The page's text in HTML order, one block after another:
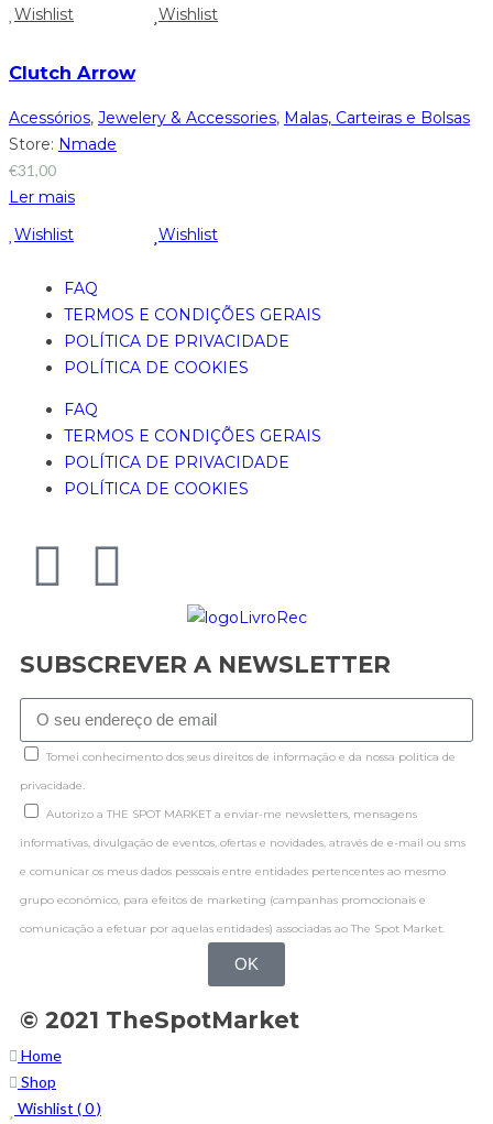
Wishlist
Wishlist
Clutch Arrow
Acessórios, Jewelery & Accessories, Malas, Carteiras e Bolsas
Store: Nmade
€31,00
Ler mais
Wishlist
Wishlist
FAQ
TERMOS E CONDIÇÕES GERAIS
POLÍTICA DE PRIVACIDADE
POLÍTICA DE COOKIES
FAQ
TERMOS E CONDIÇÕES GERAIS
POLÍTICA DE PRIVACIDADE
POLÍTICA DE COOKIES
SUBSCREVER A NEWSLETTER
Tomei conhecimento dos seus direitos de informação e da nossa politica de
privacidade.
Autorizo a THE SPOT MARKET a enviar-me newsletters, mensagens
informativas, divulgação de eventos, ofertas e novidades, através de e-mail ou sms
e comunicar os meus dados pessoais entre entidades pertencentes ao mesmo
grupo económico, para efeitos de marketing (campanhas promocionais e
comunicação a efetuar por aquelas entidades) associadas ao The Spot Market.
OK
© 2021 TheSpotMarket
Home
Shop
Wishlist (0)